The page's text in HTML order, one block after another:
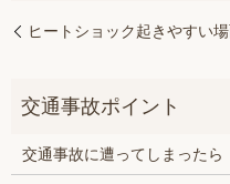
ヒートショック起きやすい
交通事故に遭ってしまったら